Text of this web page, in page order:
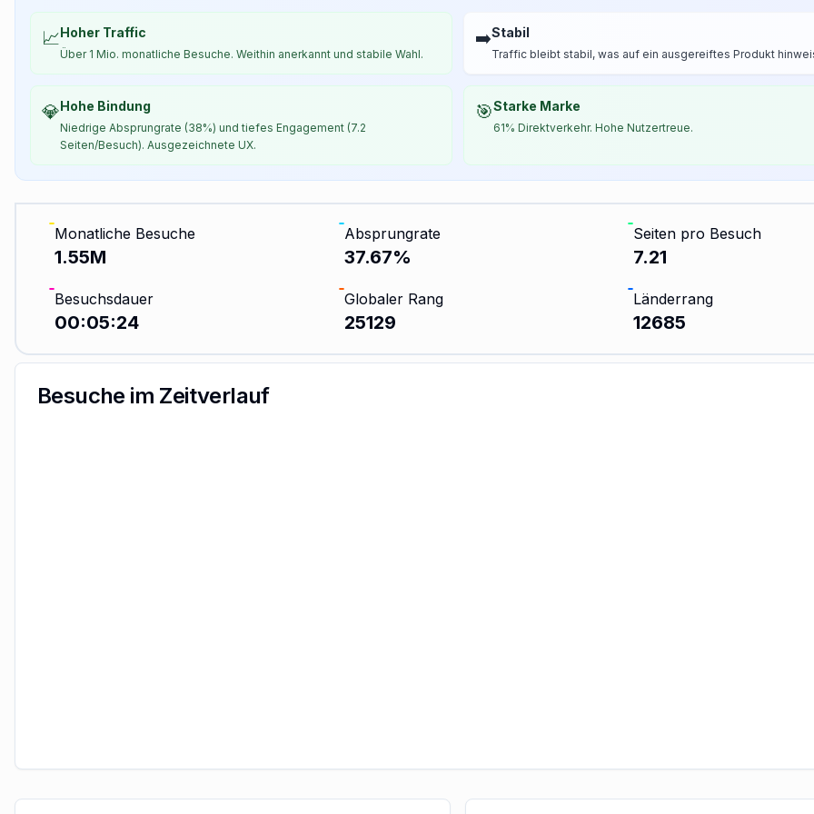
📈Hoher Traffic
Über 1 Mio. monatliche Besuche. Weithin anerkannt und stabile Wahl.
➡️Stabil
Traffic bleibt stabil, was auf ein ausgereiftes Produkt
💎Hohe Bindung
Niedrige Absprungrate (38%) und tiefes Engagement (7.2
Seiten/Besuch). Ausgezeichnete UX.
🎯Starke Marke
61% Direktverkehr. Hohe Nutzertreue.
Monatliche Besuche
1.55M
Absprungrate
37.67%
Seiten pro Besuch
7.21
Besuchsdauer
00:05:24
Globaler Rang
25129
Länderrang
12685
Besuche im Zeitverlauf